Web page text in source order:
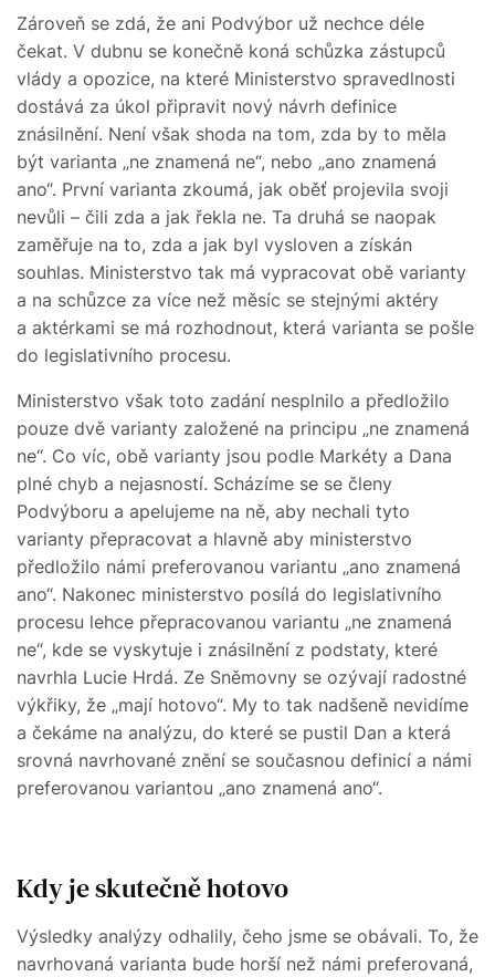
Zároveň se zdá, že ani Podvýbor už nechce déle
čekat. V dubnu se konečně koná schůzka zástupců
vlády a opozice, na které Ministerstvo spravedlnosti
dostává za úkol připravit nový návrh definice
znásilnění. Není však shoda na tom, zda by to měla
být varianta „ne znamená ne“, nebo „ano znamená
ano“. První varianta zkoumá, jak oběť projevila svoji
nevůli – čili zda a jak řekla ne. Ta druhá se naopak
zaměřuje na to, zda a jak byl vysloven a získán
souhlas. Ministerstvo tak má vypracovat obě varianty
a na schůzce za více než měsíc se stejnými aktéry
a aktérkami se má rozhodnout, která varianta se pošle
do legislativního procesu.
Ministerstvo však toto zadání nesplnilo a předložilo
pouze dvě varianty založené na principu „ne znamená
ne“. Co víc, obě varianty jsou podle Markéty a Dana
plné chyb a nejasností. Scházíme se se členy
Podvýboru a apelujeme na ně, aby nechali tyto
varianty přepracovat a hlavně aby ministerstvo
předložilo námi preferovanou variantu „ano znamená
ano“. Nakonec ministerstvo posílá do legislativního
procesu lehce přepracovanou variantu „ne znamená
ne“, kde se vyskytuje i znásilnění z podstaty, které
navrhla Lucie Hrdá. Ze Sněmovny se ozývají radostné
výkřiky, že „mají hotovo“. My to tak nadšeně nevidíme
a čekáme na analýzu, do které se pustil Dan a která
srovná navrhované znění se současnou definicí a námi
preferovanou variantou „ano znamená ano“.
Kdy je skutečně hotovo
Výsledky analýzy odhalily, čeho jsme se obávali. To, že
navrhovaná varianta bude horší než námi preferovaná,